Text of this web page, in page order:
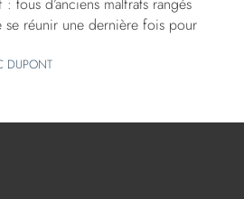
réunir une dernière fois pour
DUPONT